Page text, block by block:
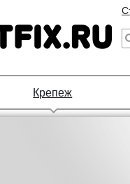
Крепеж